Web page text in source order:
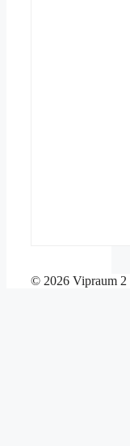
© 2026 Vipraum 2